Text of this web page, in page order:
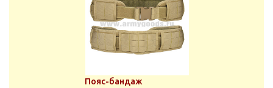
Пояс-бандаж